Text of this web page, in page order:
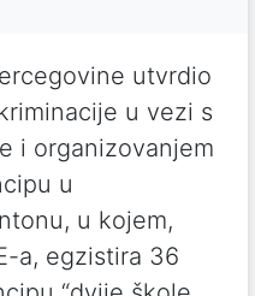
utvrdio
u vezi s
i organizovanjem
u
u kojem,
a, egzistira 36